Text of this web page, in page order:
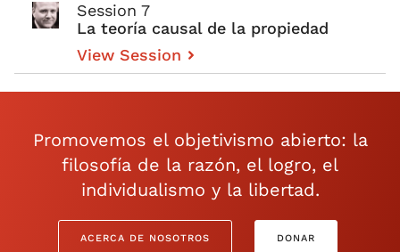
Session 7
La teoría causal de la propiedad
View Session
Promovemos el objetivismo abierto: la
filosofía de la razón, el logro, el
individualismo y la libertad.
ACERCA DE NOSOTROS DONAR